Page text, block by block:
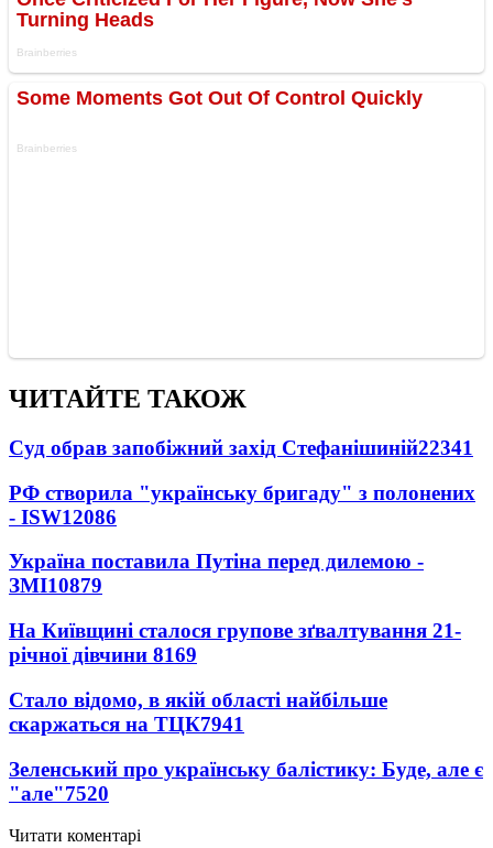
ЧИТАЙТЕ ТАКОЖ
Суд обрав запобіжний захід Стефанішиній22341
РФ створила "українську бригаду" з полонених
- ISW12086
Україна поставила Путіна перед дилемою -
ЗМІ10879
На Київщині сталося групове зґвалтування 21-
річної дівчини 8169
Стало відомо, в якій області найбільше
скаржаться на ТЦК7941
Зеленський про українську балістику: Буде, але є
"але"7520
Читати коментарі